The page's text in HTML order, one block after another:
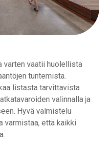
varten vaatii huolellista
tuntemista.
listasta tarvittavista
valinnalla ja
Hyvä valmistelu
varmistaa, että kaikki